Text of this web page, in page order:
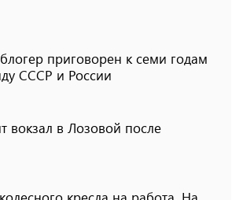
приговорен к семи годам
СССР и России
вокзал в Лозовой после